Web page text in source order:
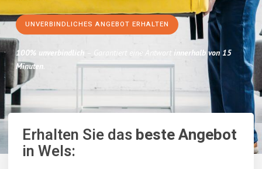
UNVERBINDLICHES ANGEBOT ERHALTEN
100% unverbindlich – Garantiert eine Antwort innerhalb von 15
Minuten.
Erhalten Sie dasbeste Angebot
in Wels: